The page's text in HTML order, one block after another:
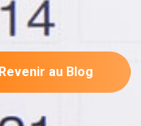
Revenir au Blog